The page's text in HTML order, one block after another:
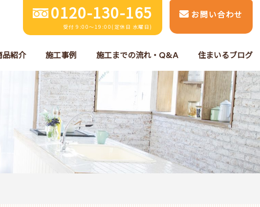
0120-130-165
受付 9:00～19:00(定休日 水曜日)
お問い合わせ
品紹介 施工事例 施工までの流れ・Q&A 住まいるブログ